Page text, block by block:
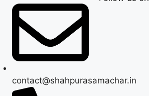
contact@shahpurasamachar.in